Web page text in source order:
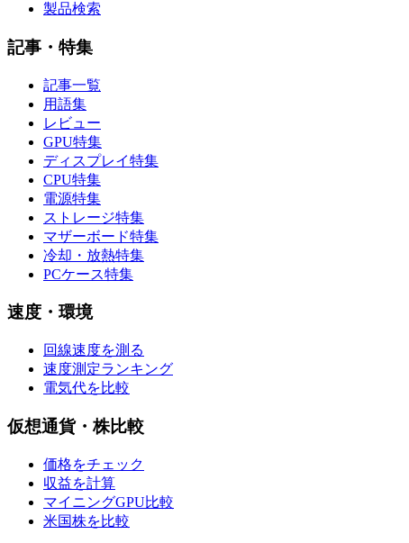
製品検索
記事・特集
記事一覧
用語集
レビュー
GPU特集
ディスプレイ特集
CPU特集
電源特集
ストレージ特集
マザーボード特集
冷却・放熱特集
PCケース特集
速度・環境
回線速度を測る
速度測定ランキング
電気代を比較
仮想通貨・株比較
価格をチェック
収益を計算
マイニングGPU比較
米国株を比較